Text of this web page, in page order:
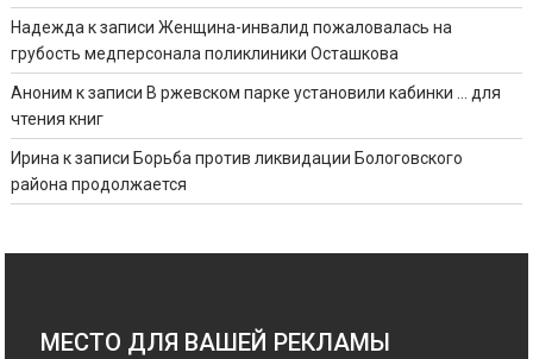
Надеждак записиЖенщина-инвалид пожаловалась на
грубость медперсонала поликлиники Осташкова
Аноним к записи В ржевском парке установили кабинки … для
чтения книг
Иринак записи Борьба против ликвидации Бологовского
района продолжается
МЕСТО ДЛЯ ВАШЕЙ РЕКЛАМЫ